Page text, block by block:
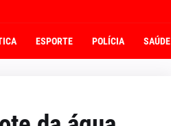
ESPORTE POLÍCIA SAÚDE